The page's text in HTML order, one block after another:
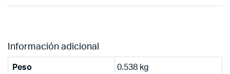
Información adicional
Peso 0.538 kg